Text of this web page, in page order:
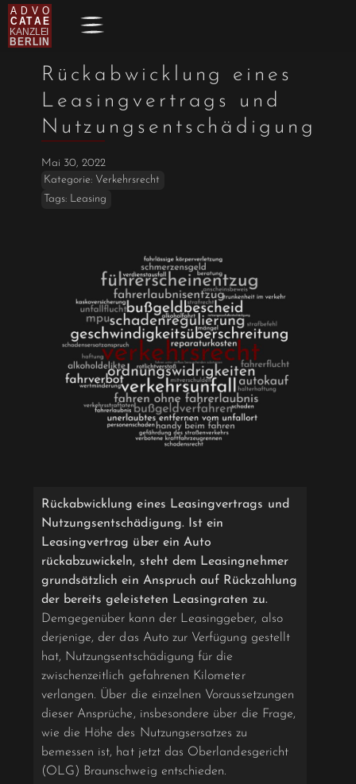
Rückabwicklung eines
Leasingvertrags und
Nutzungsentschädigung
Mai 30, 2022
Kategorie: Verkehrsrecht
Tags: Leasing
Rückabwicklung eines Leasingvertrags und
Nutzungsentschädigung. Ist ein
Leasingvertrag über ein Auto
rückabzuwickeln, steht dem Leasingnehmer
grundsätzlich ein Anspruch auf Rückzahlung
der bereits geleisteten Leasingraten zu.
Demgegenüber kann der Leasinggeber, also
derjenige, der das Auto zur Verfügung gestellt
hat, Nutzungsentschädigung für die
zwischenzeitlich gefahrenen Kilometer
verlangen. Über die einzelnen Voraussetzungen
dieser Ansprüche, insbesondere über die Frage,
wie die Höhe des Nutzungsersatzes zu
bemessen ist, hat jetzt das Oberlandesgericht
(OLG) Braunschweig entschieden.